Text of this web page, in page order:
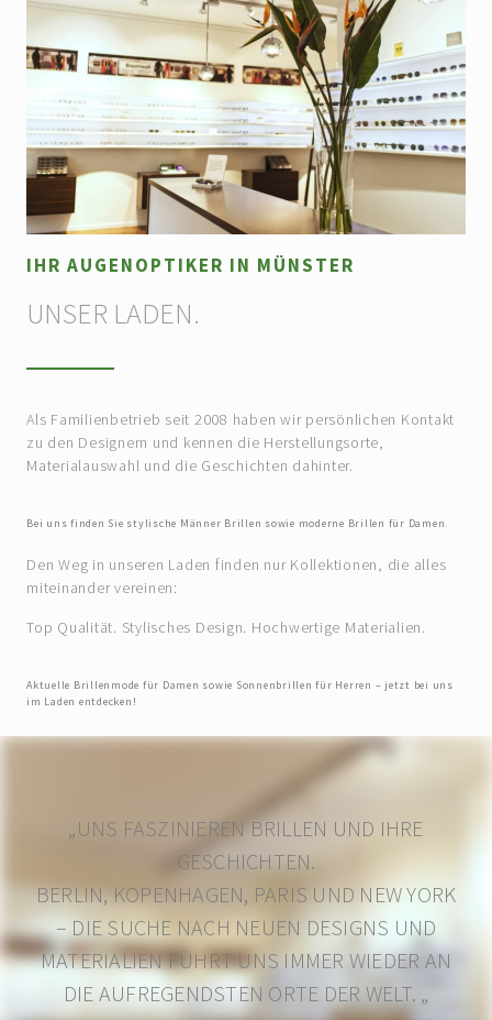
IHR AUGENOPTIKER IN MÜNSTER
UNSER LADEN.
Als Familienbetrieb seit 2008 haben wir persönlichen Kontakt
zu den Designern und kennen die Herstellungsorte,
Materialauswahl und die Geschichten dahinter.
Bei uns finden Sie stylische Männer Brillen sowie moderne Brillen für Damen.
Den Weg in unseren Laden finden nur Kollektionen, die alles
miteinander vereinen:
Top Qualität. Stylisches Design. Hochwertige Materialien.
Aktuelle Brillenmode für Damen sowie Sonnenbrillen für Herren – jetzt bei uns
im Laden entdecken!
„UNS FASZINIERENBRILLEN UND IHRE
GESCHICHTEN.
BERLIN, KOPENHAGEN, PARIS UND NEW YORK
– DIE SUCHE NACH NEUEN DESIGNS UND
MATERIALIENFÜHRT UNS IMMER WIEDER AN
DIE AUFREGENDSTEN ORTE DER WELT. „